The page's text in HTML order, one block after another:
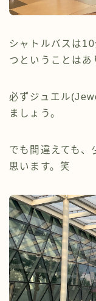
シャトルバスは
つということはあ
必ずジュエル
ましょう。
でも間違えても、
思います。笑